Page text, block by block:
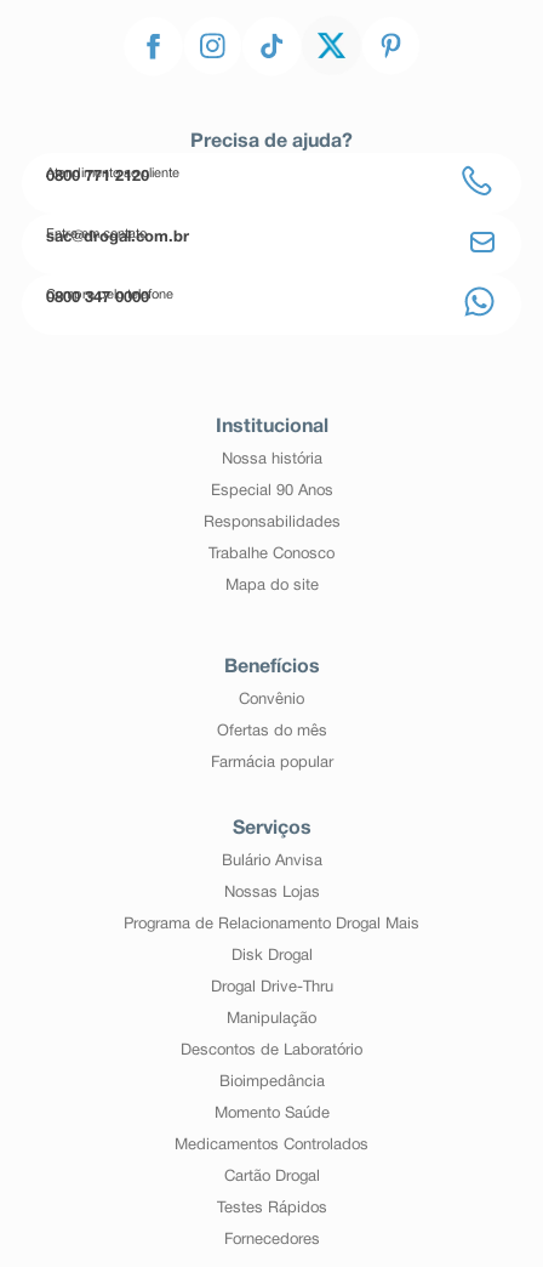
Precisa de ajuda?
Atendimento ao cliente
0800 771 2120
Entre em contato
sac@drogal.com.br
Compre pelo telefone
0800 347 0000
Institucional
Nossa história
Especial 90 Anos
Responsabilidades
Trabalhe Conosco
Mapa do site
Benefícios
Convênio
Ofertas do mês
Farmácia popular
Serviços
Bulário Anvisa
Nossas Lojas
Programa de Relacionamento Drogal Mais
Disk Drogal
Drogal Drive-Thru
Manipulação
Descontos de Laboratório
Bioimpedância
Momento Saúde
Medicamentos Controlados
Cartão Drogal
Testes Rápidos
Fornecedores